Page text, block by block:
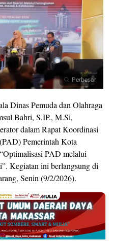
Perbesar
Dinas Pemuda dan Olahraga
Bahri, S.IP., M.Si,
dalam Rapat Koordinasi
Pemerintah Kota
PAD melalui
Kegiatan ini berlangsung di
Senin (9/2/2026).